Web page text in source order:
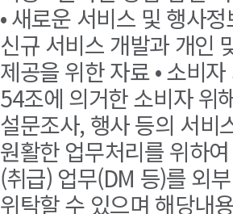
• 새로운 서비스 및 행사
신규 서비스 개발과 개인
제공을 위한 자료 • 소비
54조에 의거한 소비자 위
설문조사, 행사 등의 서비
원활한 업무처리를 위하
(취급) 업무(DM 등)를 외
위탁할 수 있으며 해당내